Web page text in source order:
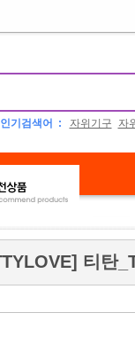
인기검색어 : 자위기구 자
티탄